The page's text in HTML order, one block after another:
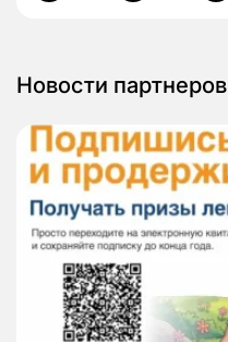
Новости партнеров